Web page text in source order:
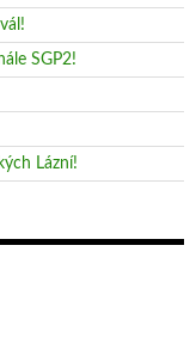
SGP2!
Lázní!